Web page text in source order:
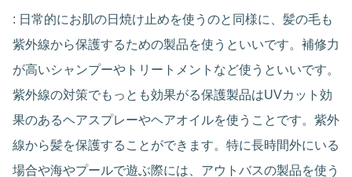
: 日常的にお肌の日焼け止めを使うのと同様に、髪の毛も
紫外線から保護するための製品を使うといいです。補修力
が高いシャンプーやトリートメントなど使うといいです。
紫外線の対策でもっとも効果がる保護製品はUVカット効
果のあるヘアスプレーやヘアオイルを使うことです。紫外
線から髪を保護することができます。特に長時間外にいる
場合や海やプールで遊ぶ際には、アウトバスの製品を使う